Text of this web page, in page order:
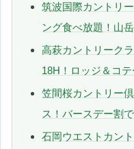
筑波国際カントリ
ング食べ放題！山
高萩カントリーク
18H！ロッジ＆コ
笠間桜カントリー
ス！バースデー割
石岡ウエストカン